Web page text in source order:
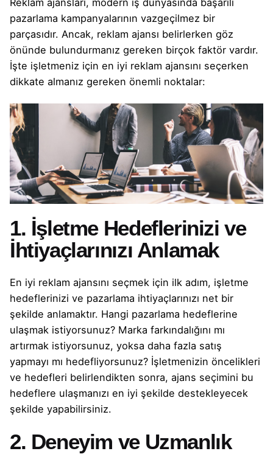
Reklam ajansları, modern iş dünyasında başarılı
pazarlama kampanyalarının vazgeçilmez bir
parçasıdır. Ancak, reklam ajansı belirlerken göz
önünde bulundurmanız gereken birçok faktör vardır.
İşte işletmeniz için en iyi reklam ajansını seçerken
dikkate almanız gereken önemli noktalar:
1. İşletme Hedeflerinizi ve
İhtiyaçlarınızı Anlamak
En iyi reklam ajansını seçmek için ilk adım, işletme
hedeflerinizi ve pazarlama ihtiyaçlarınızı net bir
şekilde anlamaktır. Hangi pazarlama hedeflerine
ulaşmak istiyorsunuz? Marka farkındalığını mı
artırmak istiyorsunuz, yoksa daha fazla satış
yapmayı mı hedefliyorsunuz? İşletmenizin öncelikleri
ve hedefleri belirlendikten sonra, ajans seçimini bu
hedeflere ulaşmanızı en iyi şekilde destekleyecek
şekilde yapabilirsiniz.
2. Deneyim ve Uzmanlık